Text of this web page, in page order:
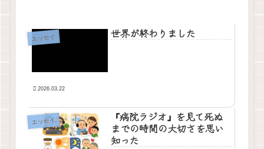
エッセイ 世界が終わりました
2026.03.22
エッセイ
『病院ラジオ』を見て死ぬ
までの時間の大切さを思い
知った